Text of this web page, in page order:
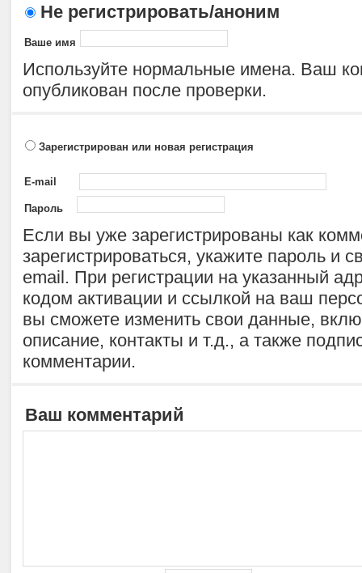
Не регистрировать/аноним
Ваше имя
Используйте нормальные имена. Ваш
опубликован после проверки.
Зарегистрирован или новая регистрация
E-mail
Пароль
Если вы уже зарегистрированы как
зарегистрироваться, укажите пароль и
email. При регистрации на указанный
кодом активации и ссылкой на ваш
вы сможете изменить свои данные,
описание, контакты и т.д., а также
комментарии.
Ваш комментарий